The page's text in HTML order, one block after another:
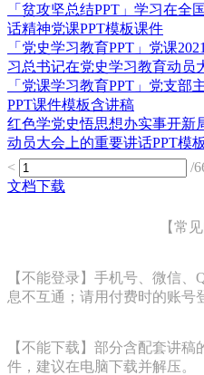
「贫攻坚总结PPT」学习在
话精神党课PPT模板课件
「党史学习教育PPT」党课
习总书记在党史学习教育动员
「党课学习教育PPT」党支
PPT课件模板含讲稿
红色学党史悟思想办实事开新
动员大会上的重要讲话PPT模板
<
/
文档下载
【常
【不能登录】手机号、微信
息不互通；请用付费时的账号
【不能下载】部分含配套讲稿
件，建议在电脑下载并解压。